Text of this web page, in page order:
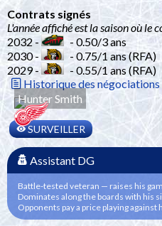
Contrats signés
L'année affiché est la saison où le
2032 -
- 0.50/3 ans
2030 -
- 0.75/1 ans (RFA)
2029 -
- 0.55/1 ans (RFA)
Historique des négociations
Hunter Smith
SURVEILLER
Assistant DG
Battle-tested veteran — raises his
Dominates along the boards with his
Opponents pay a price playing against